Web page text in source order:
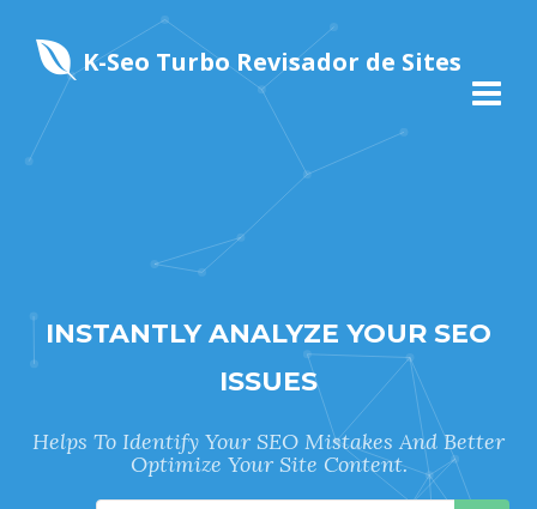
K-Seo Turbo Revisador de Sites
INSTANTLY ANALYZE YOUR SEO
ISSUES
Helps To Identify Your SEO Mistakes And Better
Optimize Your Site Content.